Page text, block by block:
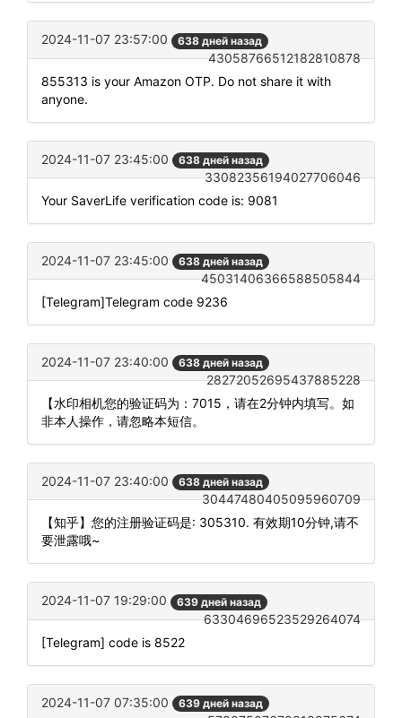
2024-11-07 23:57:00 638 дней назад
43058766512182810878
855313 is your Amazon OTP. Do not share it with
anyone.
2024-11-07 23:45:00 638 дней назад
33082356194027706046
Your SaverLife verification code is: 9081
2024-11-07 23:45:00 638 дней назад
45031406366588505844
[Telegram]Telegram code 9236
2024-11-07 23:40:00 638 дней назад
28272052695437885228
【水印相机您的验证码为：7015，请在2分钟内填写。如
非本人操作，请忽略本短信。
2024-11-07 23:40:00 638 дней назад
30447480405095960709
【知乎】您的注册验证码是: 305310. 有效期10分钟,请不
要泄露哦~
2024-11-07 19:29:00 639 дней назад
63304696523529264074
[Telegram] code is 8522
2024-11-07 07:35:00 639 дней назад